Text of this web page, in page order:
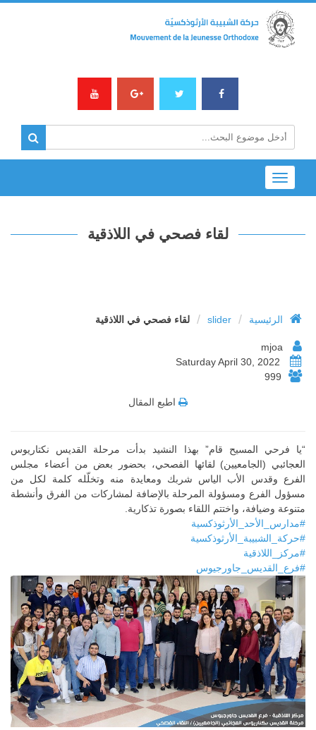
Toggle
navigation
لقاء فصحي في اللاذقية
الرئيسية /
slider
/ لقاء فصحي في اللاذقية
999
اطبع المقال
“يا فرحي المسيح قام” بهذا النشيد بدأت مرحلة القديس نكتاريوس
العجائبي (الجامعيين) لقائها الفصحي، بحضور بعض من أعضاء مجلس
الفرع وقدس الأب الياس شربك ومعايدة منه وتخلّله كلمة لكل من
مسؤول الفرع ومسؤولة المرحلة بالإضافة لمشاركات من الفرق وأنشطة
متنوعة وضيافة، واختتم اللقاء بصورة تذكارية.
#مدارس_الأحد_الأرثوذكسية
#حركة_الشبيبة_الأرثوذكسية
#مركز_اللاذقية
#فرع_القديس_جاورجيوس